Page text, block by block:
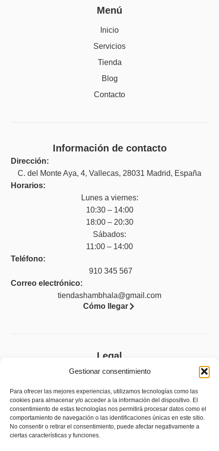
Gestionar consentimiento
Para ofrecer las mejores experiencias, utilizamos tecnologías como las
cookies para almacenar y/o acceder a la información del dispositivo. El
consentimiento de estas tecnologías nos permitirá procesar datos como el
comportamiento de navegación o las identificaciones únicas en este sitio.
No consentir o retirar el consentimiento, puede afectar negativamente a
ciertas características y funciones.
Menú
Inicio
Servicios
Tienda
Blog
Contacto
Información de contacto
Dirección:
C. del Monte Aya, 4, Vallecas, 28031 Madrid, España
Horarios:
Lunes a viernes:
10:30 – 14:00
18:00 – 20:30
Sábados:
11:00 – 14:00
Teléfono:
910 345 567
Correo electrónico:
tiendashambhala@gmail.com
Cómo llegar
Legal
Aviso legal
Política de privacidad
Política de cookies (UE)
Accesibilidad
Política de devoluciones y reembolsos